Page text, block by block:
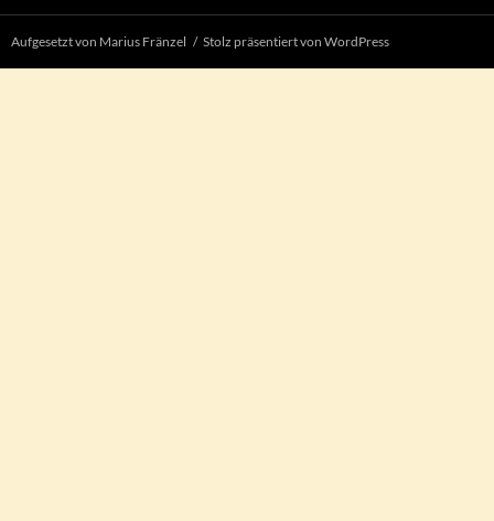
Aufgesetzt von Marius Fränzel Stolz präsentiert von WordPress